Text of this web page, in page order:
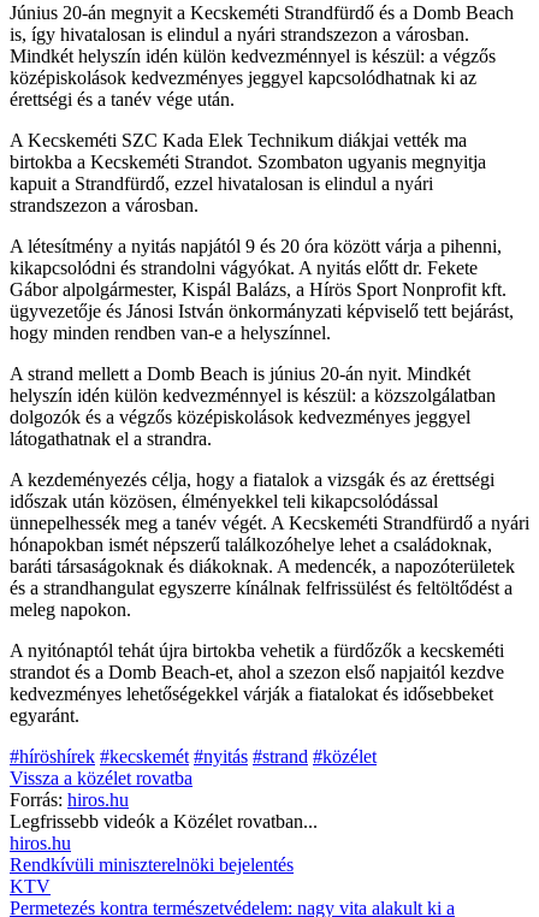
Június 20-án megnyit a Kecskeméti Strandfürdő és a Domb Beach
is, így hivatalosan is elindul a nyári strandszezon a városban.
Mindkét helyszín idén külön kedvezménnyel is készül: a végzős
középiskolások kedvezményes jeggyel kapcsolódhatnak ki az
érettségi és a tanév vége után.
A Kecskeméti SZC Kada Elek Technikum diákjai vették ma
birtokba a Kecskeméti Strandot. Szombaton ugyanis megnyitja
kapuit a Strandfürdő, ezzel hivatalosan is elindul a nyári
strandszezon a városban.
A létesítmény a nyitás napjától 9 és 20 óra között várja a pihenni,
kikapcsolódni és strandolni vágyókat. A nyitás előtt dr. Fekete
Gábor alpolgármester, Kispál Balázs, a Hírös Sport Nonprofit kft.
ügyvezetője és Jánosi István önkormányzati képviselő tett bejárást,
hogy minden rendben van-e a helyszínnel.
A strand mellett a Domb Beach is június 20-án nyit. Mindkét
helyszín idén külön kedvezménnyel is készül: a közszolgálatban
dolgozók és a végzős középiskolások kedvezményes jeggyel
látogathatnak el a strandra.
A kezdeményezés célja, hogy a fiatalok a vizsgák és az érettségi
időszak után közösen, élményekkel teli kikapcsolódással
ünnepelhessék meg a tanév végét. A Kecskeméti Strandfürdő a nyári
hónapokban ismét népszerű találkozóhelye lehet a családoknak,
baráti társaságoknak és diákoknak. A medencék, a napozóterületek
és a strandhangulat egyszerre kínálnak felfrissülést és feltöltődést a
meleg napokon.
A nyitónaptól tehát újra birtokba vehetik a fürdőzők a kecskeméti
strandot és a Domb Beach-et, ahol a szezon első napjaitól kezdve
kedvezményes lehetőségekkel várják a fiatalokat és idősebbeket
egyaránt.
#híröshírek #kecskemét #nyitás #strand #közélet
Vissza a közélet rovatba
Forrás: hiros.hu
Legfrissebb videók a Közélet rovatban...
hiros.hu
Rendkívüli miniszterelnöki bejelentés
KTV
Permetezés kontra természetvédelem: nagy vita alakult ki a